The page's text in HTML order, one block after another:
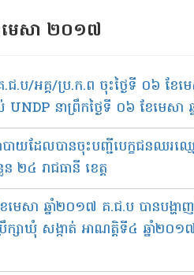
មេសា ២០១៧
ប/អគ្គ/ប្រ.ក.ព ចុះថ្ងៃទី ០៦ ខែ​ម
នា​ព្រឹក​​ថ្ងៃទី ០៦ ខែ​មេសា​
យ​ដែល​បាន​ចុះ​បញ្ជី​បេក្ខជន​ឈរ​ឈ្ម
២៤ រាជធានី ខេត្ត
មេសា ឆ្នាំ២០១៧ គ.ជ.ប បានបង្ហា
ប្រឹក្សាឃុំ សង្កាត់ អាណត្តិទី៤ ឆ្ន